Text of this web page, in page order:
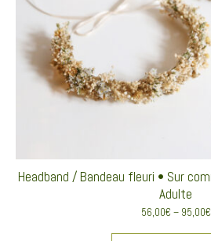
Headband / Bandeau fleuri • Sur
Adulte
56,00€ – 95,00€